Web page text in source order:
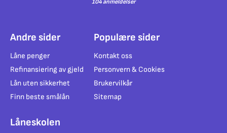
104 anmeldelser
Andre sider
Låne penger
Refinansiering av gjeld
Lån uten sikkerhet
Finn beste smålån
Populære sider
Kontakt oss
Personvern & Cookies
Brukervilkår
Sitemap
Låneskolen